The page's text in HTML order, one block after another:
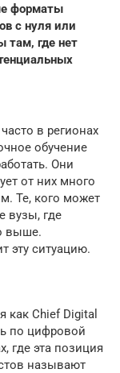
форматы
с нуля или
там, где нет
в регионах
обучение
Они
от них много
Те, кого может
вузы, где
выше.
эту ситуацию.
как Chief Digital
по цифровой
где эта позиция
называют